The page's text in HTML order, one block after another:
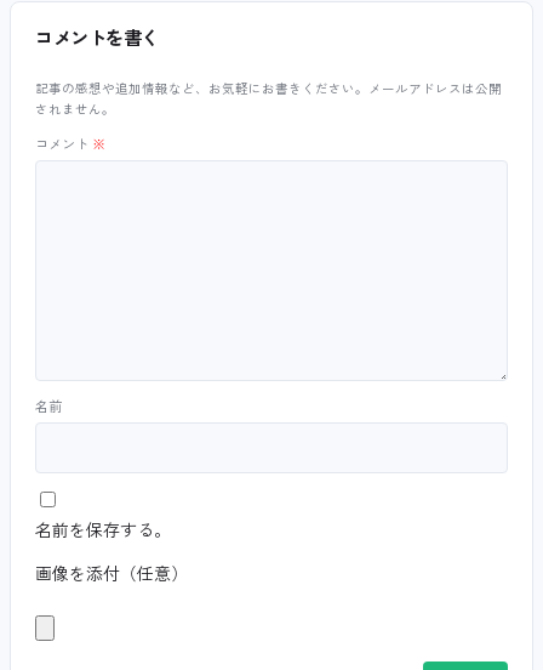
コメントを書く
記事の感想や追加情報など、お気軽にお書きください。メールアドレスは公開
されません。
コメント ※
名前
名前を保存する。
画像を添付（任意）